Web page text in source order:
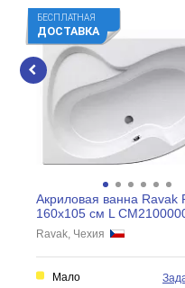
БЕСПЛАТНАЯ
ДОСТАВКА
Акриловая ванна Ravak
160x105 см L
Ravak, Чехия
Мало